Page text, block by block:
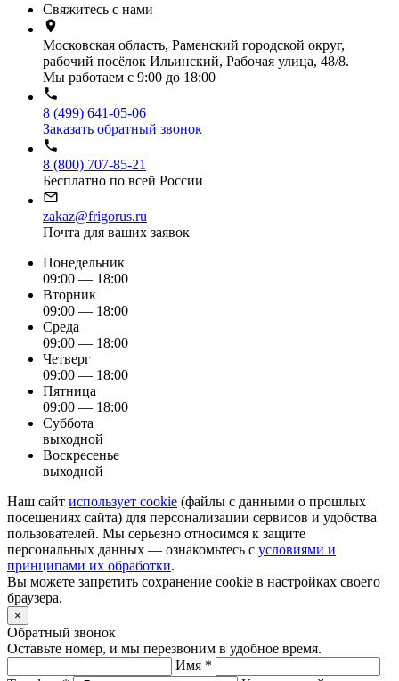
Свяжитесь с нами
Московская область, Раменский городской округ,
рабочий посёлок Ильинский, Рабочая улица, 48/8.
Мы работаем с 9:00 до 18:00
8 (499) 641-05-06
Заказать обратный звонок
8 (800) 707-85-21
Бесплатно по всей России
zakaz@frigorus.ru
Почта для ваших заявок
Понедельник
09:00 — 18:00
Вторник
09:00 — 18:00
Среда
09:00 — 18:00
Четверг
09:00 — 18:00
Пятница
09:00 — 18:00
Суббота
выходной
Воскресенье
выходной
Наш сайт использует cookie (файлы с данными о прошлых
посещениях сайта) для персонализации сервисов и удобства
пользователей. Мы серьезно относимся к защите
персональных данных — ознакомьтесь с условиями и
принципами их обработки.
Вы можете запретить сохранение cookie в настройках своего
браузера.
×
Обратный звонок
Оставьте номер, и мы перезвоним в удобное время.
Имя *